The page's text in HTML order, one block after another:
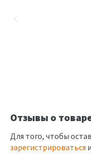
Отзывы о
Для того, чтобы
зарегистрироваться